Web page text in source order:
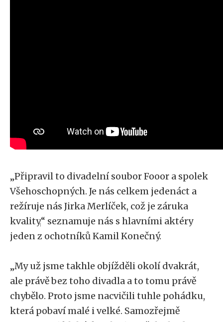
„Připravil to divadelní soubor Fooor a spolek
Všehoschopných. Je nás celkem jedenáct a
režíruje nás Jirka Merlíček, což je záruka
kvality,“ seznamuje nás s hlavními aktéry
jeden z ochotníků Kamil Konečný.
„My už jsme takhle objížděli okolí dvakrát,
ale právě bez toho divadla a to tomu právě
chybělo. Proto jsme nacvičili tuhle pohádku,
která pobaví malé i velké. Samozřejmě